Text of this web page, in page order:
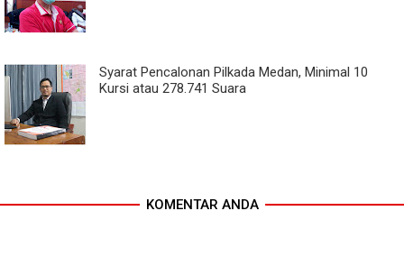
Syarat Pencalonan Pilkada Medan, Minimal 10
Kursi atau 278.741 Suara
KOMENTAR ANDA